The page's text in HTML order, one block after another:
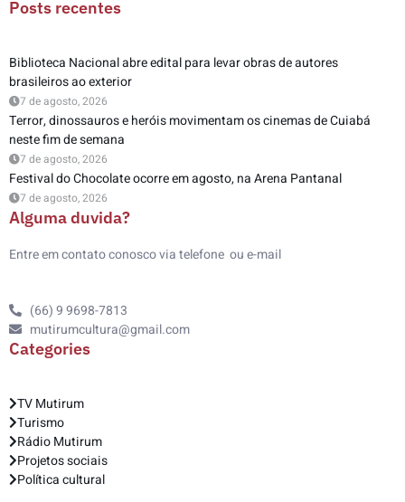
Posts recentes
Biblioteca Nacional abre edital para levar obras de autores
brasileiros ao exterior
7 de agosto, 2026
Terror, dinossauros e heróis movimentam os cinemas de Cuiabá
neste fim de semana
7 de agosto, 2026
Festival do Chocolate ocorre em agosto, na Arena Pantanal
7 de agosto, 2026
Alguma duvida?
Entre em contato conosco via telefone ou e-mail
(66) 9 9698-7813
mutirumcultura@gmail.com
Categories
TV Mutirum
Turismo
Rádio Mutirum
Projetos sociais
Política cultural